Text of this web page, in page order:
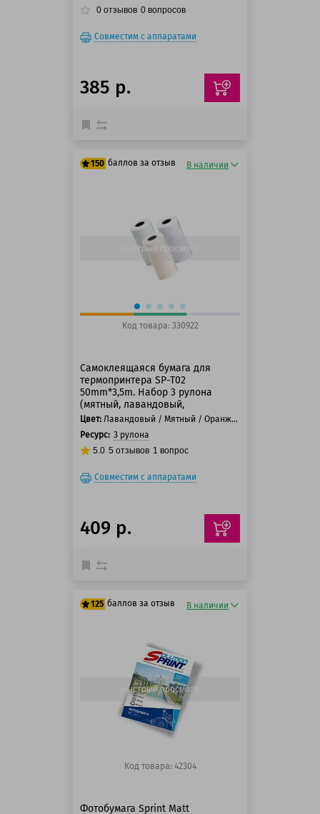
0 отзывов 0 вопросов
Совместим с аппаратами
385 р.
150 баллов за отзыв
150 баллов
В наличии
Быстрый просмотр
Код товара: 330922
Самоклеящаяся бумага для
термопринтера SP-T02
50mm*3,5m. Набор 3 рулона
(мятный, лавандовый,
оранжевый)
Цвет: Лавандовый / Мятный / Оранжевый
Ресурс: 3 рулона
5.0 5 отзывов 1 вопрос
Совместим с аппаратами
409 р.
125 баллов за отзыв
125 баллов
В наличии
Быстрый просмотр
Код товара: 42304
Фотобумага Sprint Matt